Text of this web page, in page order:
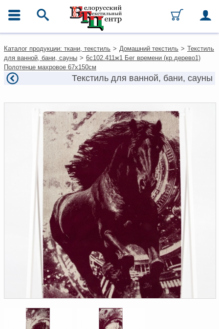
Каталог
Ткани
Домашний текстиль
Одежда
Текстиль для ресторанов и
гостиниц
Текстильная галантерея и
фурнитура
Условия работы
Оплата и доставка
Как оформить заказ
Как нас найти
Написать нам
Доверенность на
получение груза
Документы по работе с
персональными данными
Письмо руководителю
Вопросы и ответы
Новости | Статьи
Каталог продукции: ткани, текстиль > Домашний текстиль > Текстиль
для ванной, бани, сауны > 6с102.411ж1 Бег времени (кр.дерево1)
Полотенце махровое 67х150см
Текстиль для ванной, бани, сауны
Добавить
в